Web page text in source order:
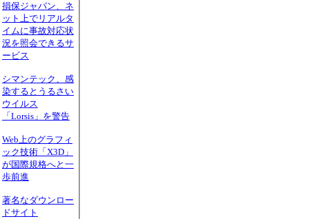
損保ジャパン、ネ
ット上でリアルタ
イムに事故対応状
況を照会できるサ
ービス
シマンテック、感
染するとうるさい
ウイルス
「Lorsis」を警告
Web上のグラフィ
ック技術「X3D」
が国際規格へと一
歩前進
著名なダウンロー
ドサイト